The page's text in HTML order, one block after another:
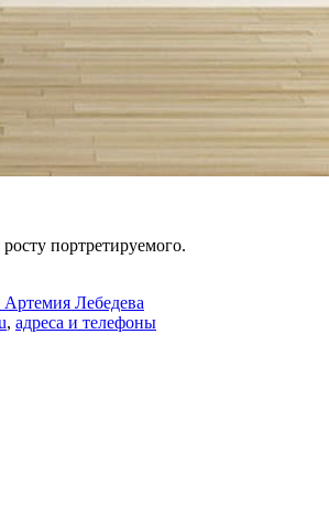
портретируемого.
Артемия Лебедева
, адреса и телефоны